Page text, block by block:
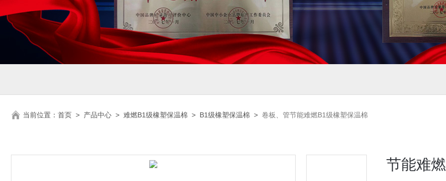
当前位置： 首页 > 产品中心 > 难燃B1级橡塑保温棉 > B1级橡塑保温棉 > 卷板、管节能难燃B1级橡塑保温棉
节能难